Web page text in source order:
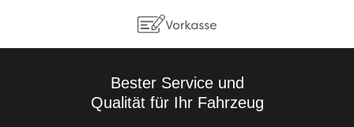
Bester Service und
Qualität für Ihr Fahrzeug